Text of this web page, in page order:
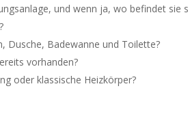
und wenn ja, wo befindet sie
Dusche, Badewanne und Toilette?
vorhanden?
oder klassische Heizkörper?